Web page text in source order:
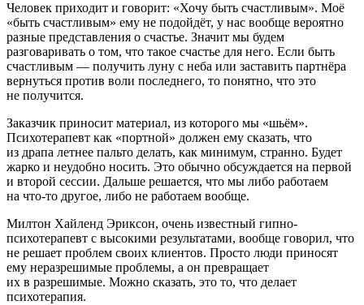
Человек приходит и говорит: «Хочу быть счастливым». Моё
«быть счастливым» ему не подойдёт, у нас вообще вероятно
разные представления о счастье. Значит мы будем
разговаривать о том, что такое счастье для него. Если быть
счастливым — получить луну с неба или заставить партнёра
вернуться против воли последнего, то понятно, что это
не получится.
Заказчик приносит материал, из которого мы «шьём».
Психотерапевт как «портной» должен ему сказать, что
из драпа летнее пальто делать, как минимум, странно. Будет
жарко и неудобно носить. Это обычно обсуждается на первой
и второй сессии. Дальше решается, что мы либо работаем
на что-то другое, либо не работаем вообще.
Милтон Хайленд Эриксон, очень известный гипно-
психотерапевт с высокими результатами, вообще говорил, что
не решает проблем своих клиентов. Просто люди приносят
ему неразрешимые проблемы, а он превращает
их в разрешимые. Можно сказать, это то, что делает
психотерапия.